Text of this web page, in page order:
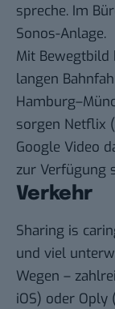
spreche. Im
Sonos-Anlage.
Mit
langen
sorgen Netflix
Google Video
zur Verfügung
Verkehr
Sharing is
und viel
Wegen –
iOS) oder Oply